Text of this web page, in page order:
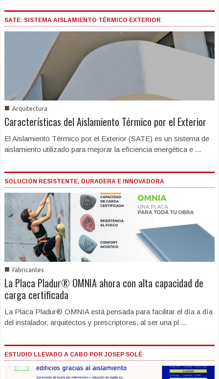
SATE: SISTEMA AISLAMIENTO TÉRMICO EXTERIOR
■ Arquitectura
Características del Aislamiento Térmico por el Exterior
El Aislamiento Térmico por el Exterior (SATE) es un sistema de
aislamiento utilizado para mejorar la eficiencia energética e ...
SOLUCIÓN RESISTENTE, DURADERA E INNOVADORA
■ Fabricantes
La Placa Pladur® OMNIA ahora con alta capacidad de
carga certificada
La Placa Pladur® OMNIA está pensada para facilitar el día a día
del instalador, arquitectos y prescriptores, al ser una pl ...
ESTUDIO LLEVADO A CABO POR JOSEP SOLÉ